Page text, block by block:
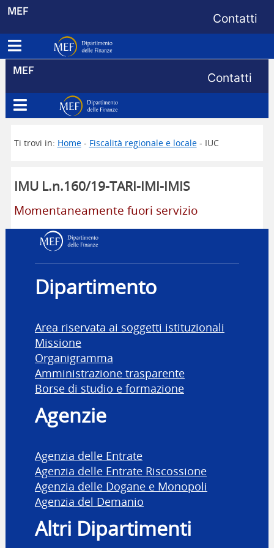
MEF Menu di
Contatti
Apri menu principale
Dipartimento delle Finanze
MEF Menu di
Contatti
Apri menu principale
Dipartimento delle Finanze
Ti trovi in: Home- Fiscalità regionale e locale- IUC
IMU L.n.160/19-TARI-IMI-IMIS
Momentaneamente fuori servizio
Dipartimento delle
Dipartimento
Area riservata ai soggetti istituzionali
Missione
Organigramma
Amministrazione trasparente
Borse di studio e formazione
Agenzie
Agenzia delle Entrate
Agenzia delle Entrate Riscossione
Agenzia delle Dogane e Monopoli
Agenzia del Demanio
Altri Dipartimenti